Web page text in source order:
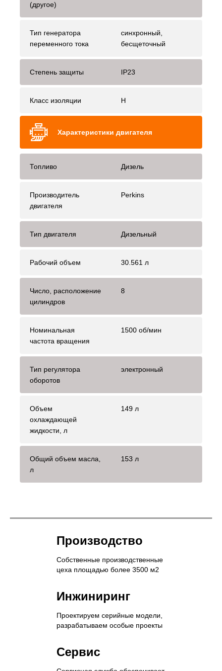
(другое)
Тип генератора
переменного тока
синхронный,
бесщеточный
Степень защиты IP23
Класс изоляции H
Характеристики двигателя
Топливо Дизель
Производитель
двигателя
Perkins
Тип двигателя Дизельный
Рабочий объем 30.561 л
Число, расположение
цилиндров
8
Номинальная
частота вращения
1500 об/мин
Тип регулятора
оборотов
электронный
Объем
охлаждающей
жидкости, л
149 л
Общий объем масла,
л
153 л
Производство
Собственные производственные
цеха площадью более 3500 м2
Инжиниринг
Проектируем серийные модели,
разрабатываем особые проекты
Сервис